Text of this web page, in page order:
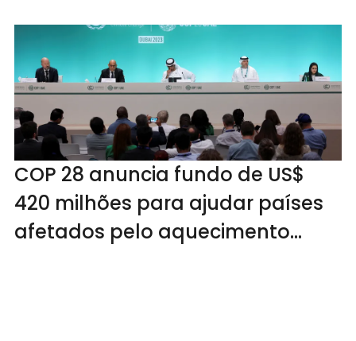
COP 28 anuncia fundo de US$
420 milhões para ajudar países
afetados pelo aquecimento